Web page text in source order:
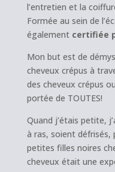
l’entretien et la
Formée au sein de
également certifiée
Mon but est de
cheveux crépus à
des cheveux crépus
portée de TOUTES!
Quand j’étais petite,
à ras, soient
petites filles noires
cheveux était une